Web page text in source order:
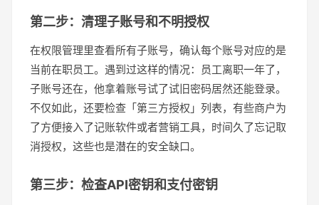
第二步：清理子账号和不明授权
在权限管理里查看所有子账号，确认每个账号对应的是
当前在职员工。遇到过这样的情况：员工离职一年了，
子账号还在，他拿着账号试了试旧密码居然还能登录。
不仅如此，还要检查「第三方授权」列表，有些商户为
了方便接入了记账软件或者营销工具，时间久了忘记取
消授权，这些也是潜在的安全缺口。
第三步：检查API密钥和支付密钥